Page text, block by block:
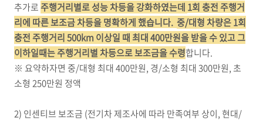
추가로주행거리별로 성능 차등을 강화하였는데 1회 충전 주행거
리에 따른 보조금 차등을 명확하게 했습니다. 중/대형 차량은 1회
충전 주행거리 500km 이상일 때 최대 400만원을 받을 수 있고 그
이하일때는 주행거리별 차등으로 보조금을 수령합니다.
※ 요약하자면 중/대형 최대 400만원, 경/소형 최대 300만원, 초
소형 250만원 정액
2) 인센티브 보조금 (전기차 제조사에 따라 만족여부 상이, 현대/